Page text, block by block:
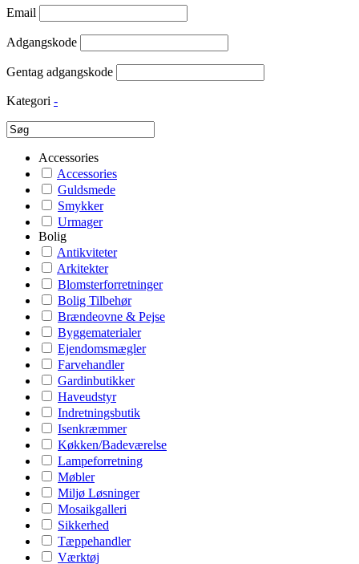
Email
Adgangskode
Gentag adgangskode
Kategori -
Accessories
Accessories
Guldsmede
Smykker
Urmager
Bolig
Antikviteter
Arkitekter
Blomsterforretninger
Bolig Tilbehør
Brændeovne & Pejse
Byggematerialer
Ejendomsmægler
Farvehandler
Gardinbutikker
Haveudstyr
Indretningsbutik
Isenkræmmer
Køkken/Badeværelse
Lampeforretning
Møbler
Miljø Løsninger
Mosaikgalleri
Sikkerhed
Tæppehandler
Værktøj